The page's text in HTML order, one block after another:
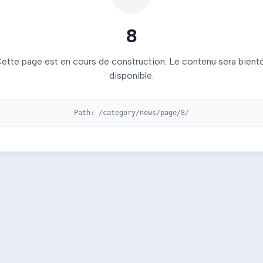
8
page est en cours de construction. Le contenu sera
disponible.
Path: /category/news/page/8/